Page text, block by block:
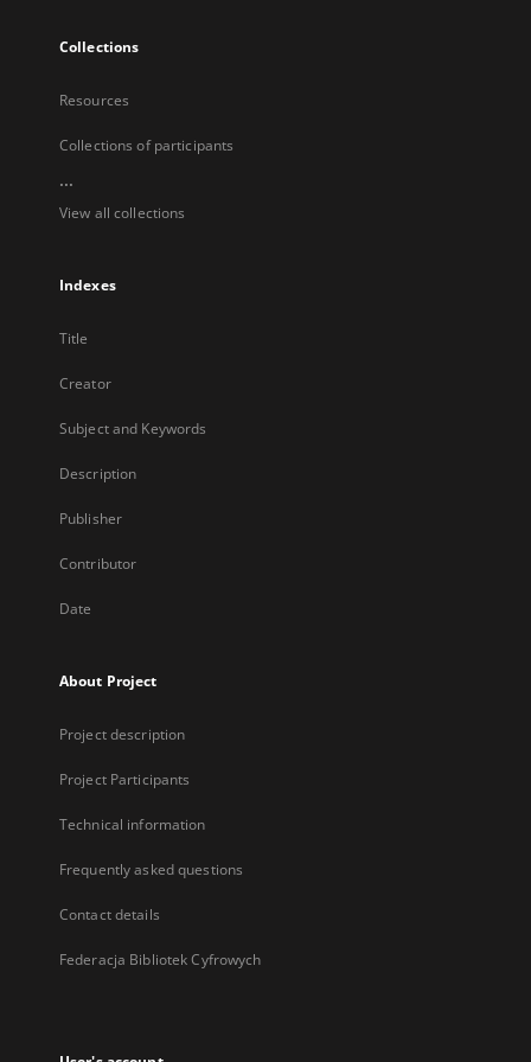
Collections
Resources
Collections of participants
...
View all collections
Indexes
Title
Creator
Subject and Keywords
Description
Publisher
Contributor
Date
About Project
Project description
Project Participants
Technical information
Frequently asked questions
Contact details
Federacja Bibliotek Cyfrowych